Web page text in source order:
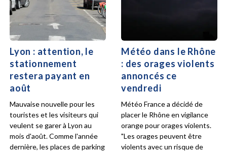
Lyon : attention, le
stationnement
restera payant en
août
Mauvaise nouvelle pour les
touristes et les visiteurs qui
veulent se garer à Lyon au
mois d'août. Comme l'année
dernière, les places de parking
Météo dans le Rhône
: des orages violents
annoncés ce
vendredi
Météo France a décidé de
placer le Rhône en vigilance
orange pour orages violents.
"Les orages peuvent être
violents avec un risque de